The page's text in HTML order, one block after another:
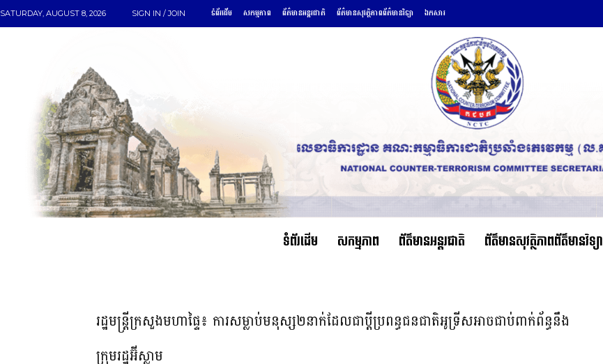
SATURDAY, AUGUST 8, 2026 SIGN IN / JOIN ទំព័រដើម សកម្មភាព ព័ត៌មានអន្តរជាតិ ព័ត៌មានសុវត្ថិភាពព័ត៌មានវិទ្យា ឯកសារ
ទំព័រដើម សកម្មភាព ព័ត៌មានអន្តរជាតិ ព័ត៌មានសុវត្ថិភាពព័ត៌មានវិទ្យា
រដ្ឋមន្រ្តីក្រសួងមហាផ្ទៃ៖ ការសម្លាប់មនុស្ស២នាក់ដែលជាប្តីប្រពន្ធជនជាតិអូទ្រីសអាចជាប់ពាក់ព័ន្ធនឹង
ក្រុមរដ្ឋអ៊ីស្លាម